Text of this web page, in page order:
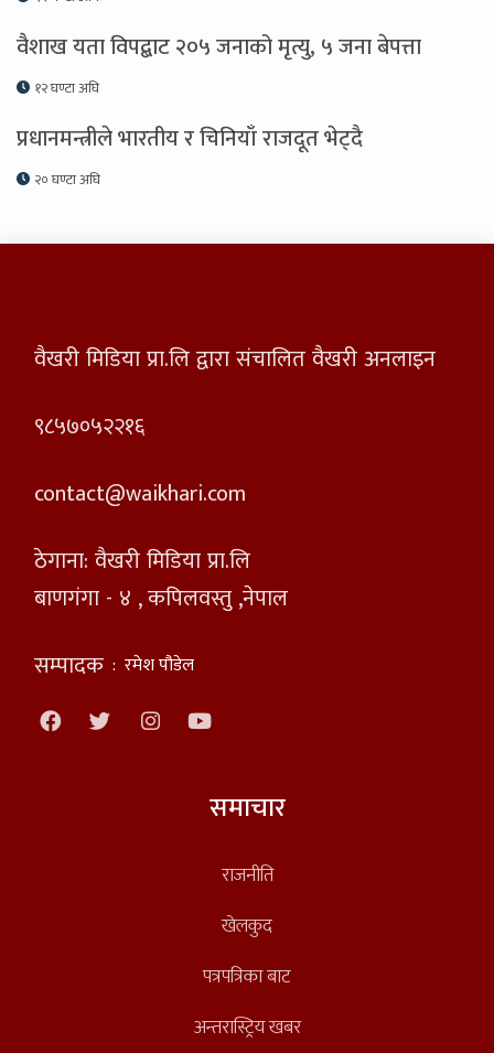
वैशाख यता विपद्बाट २०५ जनाको मृत्यु, ५ जना बेपत्ता
१२ घण्टा अघि
प्रधानमन्त्रीले भारतीय र चिनियाँ राजदूत भेट्दै
२० घण्टा अघि
वैखरी मिडिया प्रा.लि द्वारा संचालित वैखरी अनलाइन
९८५७०५२२१६
contact@waikhari.com
ठेगाना: वैखरी मिडिया प्रा.लि
बाणगंगा - ४ , कपिलवस्तु ,नेपाल
सम्पादक : रमेश पौडेल
समाचार
राजनीति
खेलकुद
पत्रपत्रिका बाट
अन्तरास्ट्रिय खबर